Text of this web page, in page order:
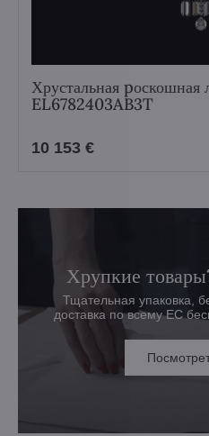
Хрустальная pоскошная
EL6782403AB3T
10 153 €
Хрупкие
Тщательная упаковка,
доставка по всему ЕС